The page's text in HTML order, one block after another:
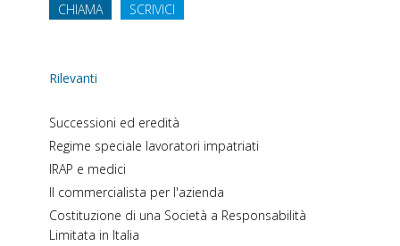
CHIAMA SCRIVICI
Rilevanti
Successioni ed eredità
Regime speciale lavoratori impatriati
IRAP e medici
Il commercialista per l'azienda
Costituzione di una Società a Responsabilità
Limitata in Italia